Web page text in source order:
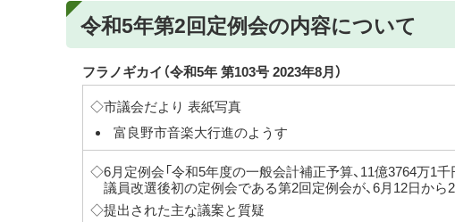
令和5年第2回定例会の内容について
フラノギカイ（令和5年 第103号 2023年8月）
◇市議会だより 表紙写真
富良野市音楽大行進のようす
◇6月定例会「令和5年度の一般会計補正予算、11億3764万1千
議員改選後初の定例会である第2回定例会が、6月12日から
◇提出された主な議案と質疑